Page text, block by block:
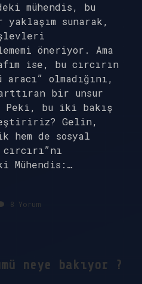
mühendis, bu
sunarak,
öneriyor. Ama
ise, bu cırcırın
olmadığını,
bir unsur
Peki, bu iki bakış
Gelin,
hem de sosyal
Mühendis:…
8 Yorum
neye bakıyor ?